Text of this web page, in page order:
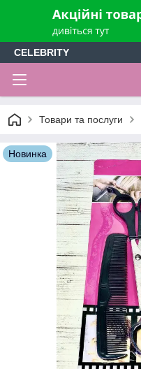
CELEBRITY
Товари та послуги
Новинка